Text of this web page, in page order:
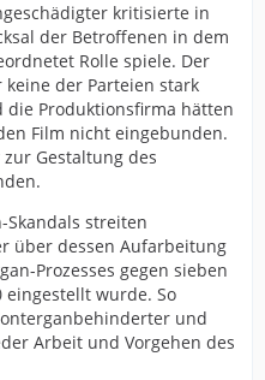
kritisierte in
der Betroffenen in dem
Rolle spiele. Der
der Parteien stark
die Produktionsfirma hätten
Film nicht eingebunden.
Gestaltung des
Skandals streiten
über dessen Aufarbeitung
Prozesses gegen sieben
eingestellt wurde. So
und
Arbeit und Vorgehen des